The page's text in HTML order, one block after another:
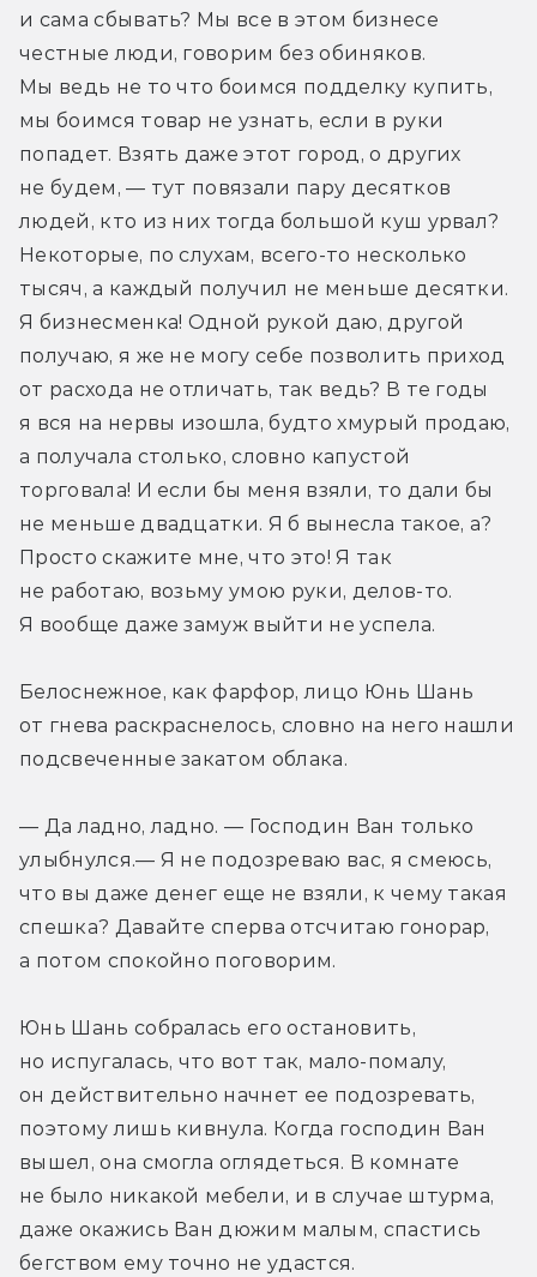
и сама сбывать? Мы все в этом бизнесе
честные люди, говорим без обиняков.
Мы ведь не то что боимся подделку купить,
мы боимся товар не узнать, если в руки
попадет. Взять даже этот город, о других
не будем, — тут повязали пару десятков
людей, кто из них тогда большой куш урвал?
Некоторые, по слухам, всего-то несколько
тысяч, а каждый получил не меньше десятки.
Я бизнесменка! Одной рукой даю, другой
получаю, я же не могу себе позволить приход
от расхода не отличать, так ведь? В те годы
я вся на нервы изошла, будто хмурый продаю,
а получала столько, словно капустой
торговала! И если бы меня взяли, то дали бы
не меньше двадцатки. Я б вынесла такое, а?
Просто скажите мне, что это! Я так
не работаю, возьму умою руки, делов-то.
Я вообще даже замуж выйти не успела.
Белоснежное, как фарфор, лицо Юнь Шань
от гнева раскраснелось, словно на него нашли
подсвеченные закатом облака.
— Да ладно, ладно. — Господин Ван только
улыбнулся.— Я не подозреваю вас, я смеюсь,
что вы даже денег еще не взяли, к чему такая
спешка? Давайте сперва отсчитаю гонорар,
а потом спокойно поговорим.
Юнь Шань собралась его остановить,
но испугалась, что вот так, мало-помалу,
он действительно начнет ее подозревать,
поэтому лишь кивнула. Когда господин Ван
вышел, она смогла оглядеться. В комнате
не было никакой мебели, и в случае штурма,
даже окажись Ван дюжим малым, спастись
бегством ему точно не удастся.